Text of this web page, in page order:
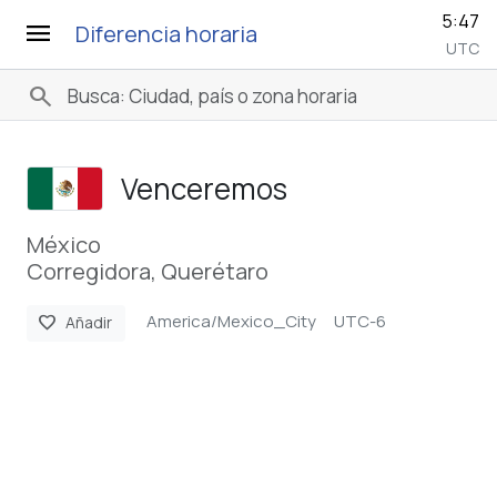
menu Diferencia horaria 5:47
UTC
search
Venceremos
México
Corregidora, Querétaro
favorite Añadir America/Mexico_City UTC-6